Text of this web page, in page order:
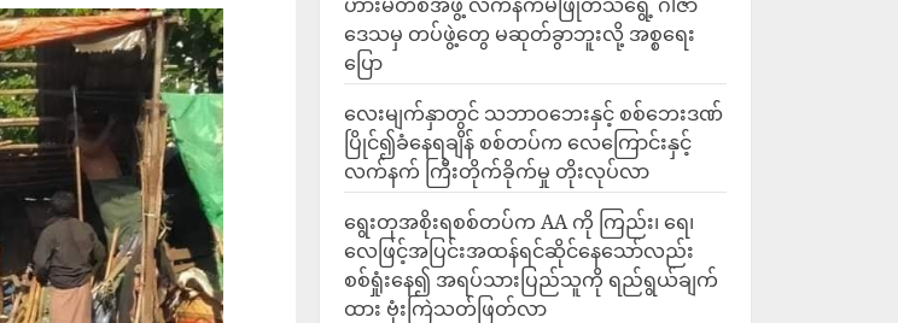
ဒေသမှ တပ်ဖွဲ့တွေ မဆုတ်ခွာဘူးလို့ အစ္စရေး
ပြော
‎လေးမျက်နှာတွင် သဘာဝဘေးနှင့် စစ်ဘေးဒဏ်
ပြိုင်၍ခံနေရချိန် စစ်တပ်က လေကြောင်းနှင့်
လက်နက် ကြီးတိုက်ခိုက်မှု တိုးလုပ်လာ
ရွေးတုအစိုးရစစ်တပ်က AA ကို ကြည်း၊ ရေ၊
လေဖြင့်အပြင်းအထန်ရင်ဆိုင်နေသော်လည်း
စစ်ရှုံးနေ၍ အရပ်သားပြည်သူကို ရည်ရွယ်ချက်
ထား ဗုံးကြဲသတ်ဖြတ်လာ